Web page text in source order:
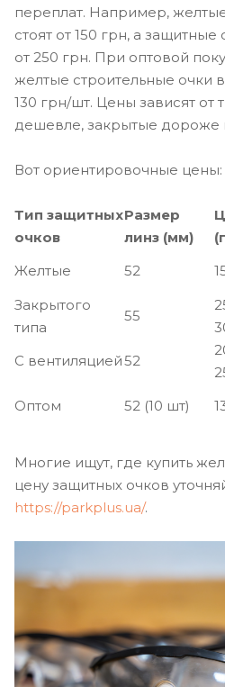
переплат. Например,
стоят от 150 грн, а
от 250 грн. При оптовой
желтые строительные очки
130 грн/шт. Цены зависят от
дешевле, закрытые дороже
Вот ориентировочные цены:
Тип защитных
очков
Размер
линз (мм)
Желтые 52
Закрытого
типа
55
С вентиляцией52
Оптом
52 (10 шт)
Многие ищут, где купить
цену защитных очков
https://parkplus.ua/.